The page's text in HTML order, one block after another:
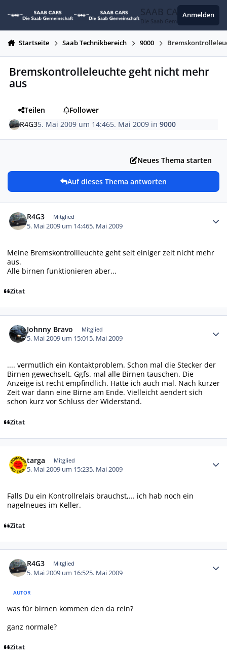
SAAB CARS
Die Saab Gemeinschaft
Anmelden
Startseite Saab Technikbereich 9000
Bremskontrolleleuchte geht nicht mehr
aus
Teilen
Follower
R4G35. Mai 2009 um 14:465. Mai 2009 in9000
Neues Thema starten
Auf dieses Thema antworten
R4G3 Mitglied
5. Mai 2009 um 14:465. Mai 2009
Meine Bremskontrollleuchte geht seit einiger zeit nicht mehr
aus.
Alle birnen funktionieren aber...
Zitat
Johnny Bravo Mitglied
5. Mai 2009 um 15:015. Mai 2009
.... vermutlich ein Kontaktproblem. Schon mal die Stecker der
Birnen gewechselt. Ggfs. mal alle Birnen tauschen. Die
Anzeige ist recht empfindlich. Hatte ich auch mal. Nach kurzer
Zeit war dann eine Birne am Ende. Vielleicht aendert sich
schon kurz vor Schluss der Widerstand.
Zitat
targa Mitglied
5. Mai 2009 um 15:235. Mai 2009
Falls Du ein Kontrollrelais brauchst,... ich hab noch ein
nagelneues im Keller.
Zitat
R4G3 Mitglied
5. Mai 2009 um 16:525. Mai 2009
AUTOR
was für birnen kommen den da rein?
ganz normale?
Zitat